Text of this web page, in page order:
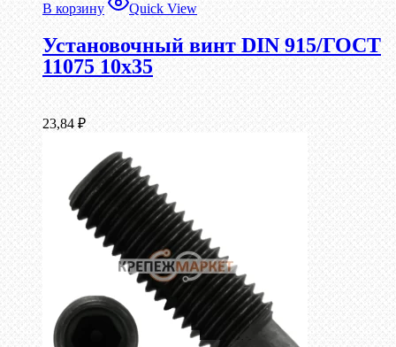
В корзину Quick View
Установочный винт DIN 915/ГОСТ
11075 10х35
23,84 ₽